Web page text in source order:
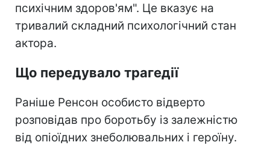
психічним здоров'ям". Це вказує на
тривалий складний психологічний стан
актора.
Що передувало трагедії
Раніше Ренсон особисто відверто
розповідав про боротьбу із залежністю
від опіоїдних знеболювальних і героїну.